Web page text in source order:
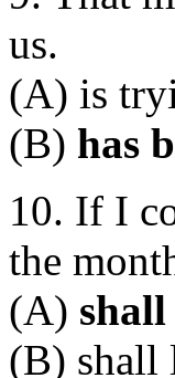
us.
(A) is
(B) has
10. If I
the
(A)
(B)